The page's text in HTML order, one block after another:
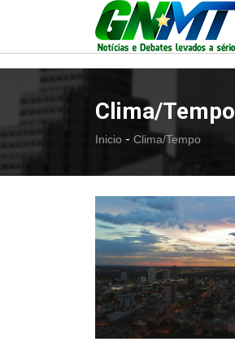
Clima/Tempo
Inicio - Clima/Tempo